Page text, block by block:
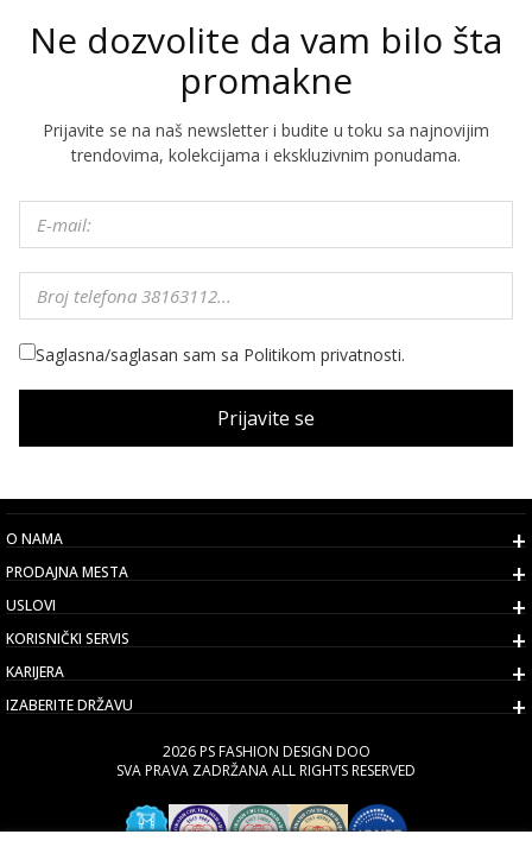
Ne dozvolite da vam bilo šta
promakne
Prijavite se na naš newsletter i budite u toku sa najnovijim
trendovima, kolekcijama i ekskluzivnim ponudama.
Saglasna/saglasan sam sa Politikom privatnosti.
Prijavite se
O NAMA
PRODAJNA MESTA
USLOVI
KORISNIČKI SERVIS
KARIJERA
IZABERITE DRŽAVU
2026 PS FASHION DESIGN DOO
SVA PRAVA ZADRŽANA ALL RIGHTS RESERVED